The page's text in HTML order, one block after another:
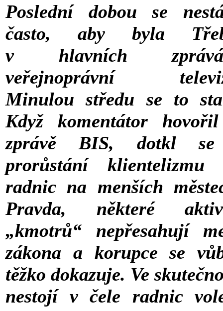
Poslední dobou se
často, aby byla
v hlavních
veřejnoprávní
Minulou středu se to
Když komentátor
zprávě BIS, dotkl
prorůstání klientelizmu
radnic na menších
Pravda, některé
„kmotrů“ nepřesahují
zákona a korupce se
těžko dokazuje. Ve
nestojí v čele radnic